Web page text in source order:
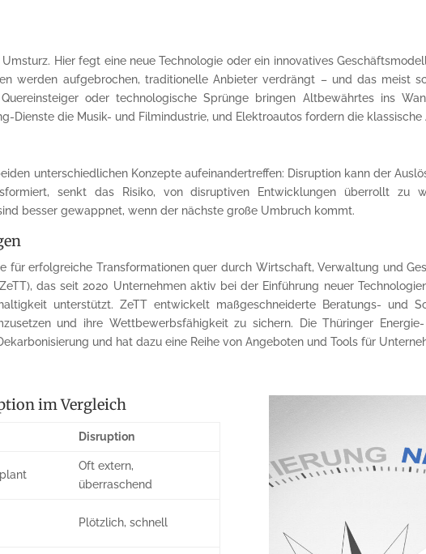
Hier fegt eine neue Technologie oder ein innovatives
werden aufgebrochen, traditionelle Anbieter verdrängt – und das meist
oder technologische Sprünge bringen Altbewährtes ins
Dienste die Musik- und Filmindustrie, und Elektroautos fordern die
unterschiedlichen Konzepte aufeinandertreffen: Disruption kann der
senkt das Risiko, von disruptiven Entwicklungen überrollt zu
besser gewappnet, wenn der nächste große Umbruch kommt.
für erfolgreiche Transformationen quer durch Wirtschaft, Verwaltung und
das seit 2020 Unternehmen aktiv bei der Einführung neuer
unterstützt. ZeTT entwickelt maßgeschneiderte Beratungs- und
und ihre Wettbewerbsfähigkeit zu sichern. Die Thüringer
und hat dazu eine Reihe von Angeboten und Tools für
im Vergleich
Disruption
Oft extern,
überraschend
Plötzlich, schnell